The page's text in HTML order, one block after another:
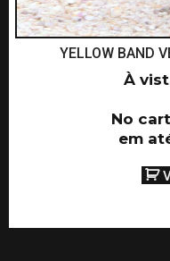
YELLOW BAND
À
No
em